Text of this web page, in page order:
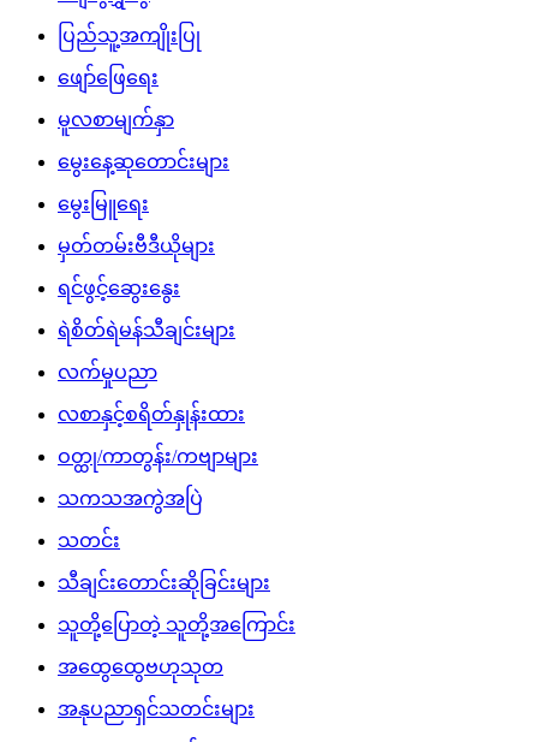
ပြည်သူ့အကျိုးပြု
ဖျော်ဖြေရေး
မူလစာမျက်နှာ
မွေးနေ့ဆုတောင်းများ
မွေးမြူရေး
မှတ်တမ်းဗီဒီယိုများ
ရင်ဖွင့်ဆွေးနွေး
ရဲစိတ်ရဲမန်သီချင်းများ
လက်မှုပညာ
လစာနှင့်စရိတ်နှုန်းထား
ဝတ္ထု/ကာတွန်း/ကဗျာများ
သကသအကွဲအပြဲ
သတင်း
သီချင်းတောင်းဆိုခြင်းများ
သူတို့ပြောတဲ့ သူတို့အကြောင်း
အထွေထွေဗဟုသုတ
အနုပညာရှင်သတင်းများ